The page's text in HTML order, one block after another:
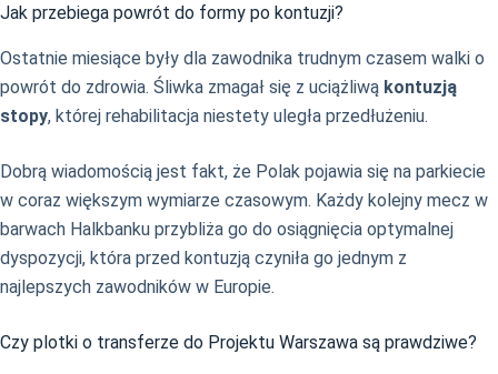
Jak przebiega powrót do formy po kontuzji?
Ostatnie miesiące były dla zawodnika trudnym czasem walki o
powrót do zdrowia. Śliwka zmagał się z uciążliwą kontuzją
stopy, której rehabilitacja niestety uległa przedłużeniu.
Dobrą wiadomością jest fakt, że Polak pojawia się na parkiecie
w coraz większym wymiarze czasowym. Każdy kolejny mecz w
barwach Halkbanku przybliża go do osiągnięcia optymalnej
dyspozycji, która przed kontuzją czyniła go jednym z
najlepszych zawodników w Europie.
Czy plotki o transferze do Projektu Warszawa są prawdziwe?